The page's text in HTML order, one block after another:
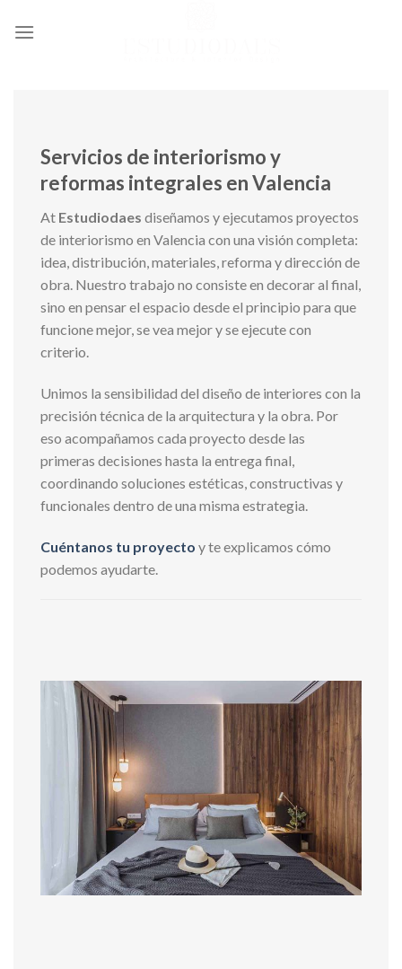
Servicios de interiorismo y
reformas integrales en Valencia
At Estudiodaes diseñamos y ejecutamos proyectos
de interiorismo en Valencia con una visión completa:
idea, distribución, materiales, reforma y dirección de
obra. Nuestro trabajo no consiste en decorar al final,
sino en pensar el espacio desde el principio para que
funcione mejor, se vea mejor y se ejecute con
criterio.
Unimos la sensibilidad del diseño de interiores con la
precisión técnica de la arquitectura y la obra. Por
eso acompañamos cada proyecto desde las
primeras decisiones hasta la entrega final,
coordinando soluciones estéticas, constructivas y
funcionales dentro de una misma estrategia.
Cuéntanos tu proyecto y te explicamos cómo
podemos ayudarte.